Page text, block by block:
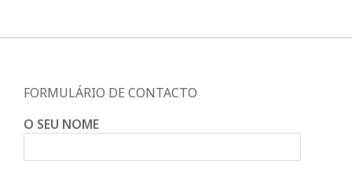
FORMULÁRIO DE CONTACTO
O SEU NOME